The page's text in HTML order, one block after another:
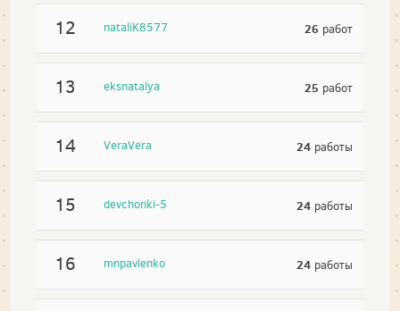
12 nataliK8577 26 работ
13 eksnatalya 25 работ
14 VeraVera 24 работы
15 devchonki-5 24 работы
16 mnpavlenko 24 работы